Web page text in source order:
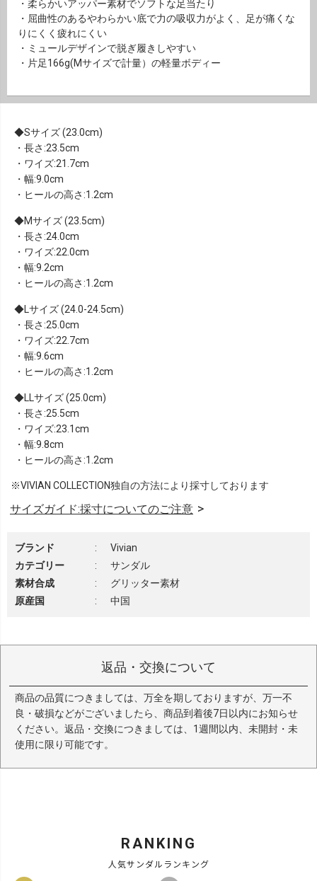
・柔らかいアッパー素材でソフトな足当たり
・屈曲性のあるやわらかい底で力の吸収力がよく、足が痛くな
りにくく疲れにくい
・ミュールデザインで脱ぎ履きしやすい
・片足166g(Mサイズで計量）の軽量ボディー
Sサイズ (23.0cm)
・長さ:23.5cm
・ワイズ:21.7cm
・幅:9.0cm
・ヒールの高さ:1.2cm
Mサイズ (23.5cm)
・長さ:24.0cm
・ワイズ:22.0cm
・幅:9.2cm
・ヒールの高さ:1.2cm
Lサイズ (24.0-24.5cm)
・長さ:25.0cm
・ワイズ:22.7cm
・幅:9.6cm
・ヒールの高さ:1.2cm
LLサイズ (25.0cm)
・長さ:25.5cm
・ワイズ:23.1cm
・幅:9.8cm
・ヒールの高さ:1.2cm
※VIVIAN COLLECTION独自の方法により採寸しております
サイズガイド:採寸についてのご注意
ブランド :
Vivian
カテゴリー
:
サンダル
素材合成
:
グリッター素材
原産国
: 中国
返品・交換について
商品の品質につきましては、万全を期しておりますが、万一不
良・破損などがございましたら、商品到着後7日以内にお知らせ
ください。返品・交換につきましては、1週間以内、未開封・未
使用に限り可能です。
RANKING
人気サンダルランキング